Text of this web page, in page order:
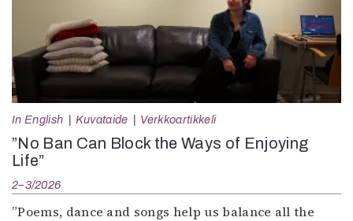
In English Kuvataide Verkkoartikkeli
”No Ban Can Block the Ways of Enjoying
Life”
2–3/2026
”Poems, dance and songs help us balance all the